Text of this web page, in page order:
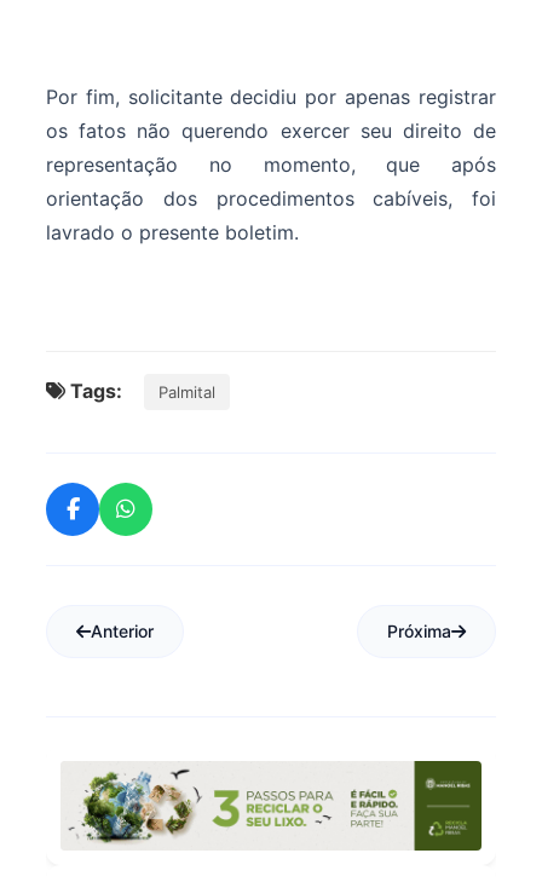
Por fim, solicitante decidiu por apenas registrar
os fatos não querendo exercer seu direito de
representação no momento, que após
orientação dos procedimentos cabíveis, foi
lavrado o presente boletim.
Tags: Palmital
Anterior Próxima